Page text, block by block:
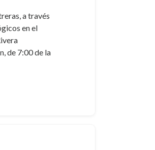
a través
en el
de 7:00 de la